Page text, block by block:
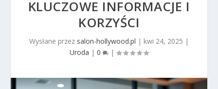
KLUCZOWE INFORMACJE I
KORZYŚCI
Wysłane przez salon-hollywood.pl | kwi 24, 2025 |
Uroda | 0 |